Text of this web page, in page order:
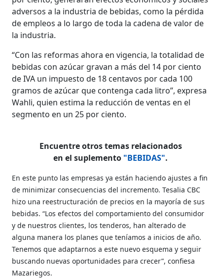
adversos a la industria de bebidas, como la pérdida
de empleos a lo largo de toda la cadena de valor de
la industria.
“Con las reformas ahora en vigencia, la totalidad de
bebidas con azúcar gravan a más del 14 por ciento
de IVA un impuesto de 18 centavos por cada 100
gramos de azúcar que contenga cada litro”, expresa
Wahli, quien estima la reducción de ventas en el
segmento en un 25 por ciento.
Encuentre otros temas relacionados
en el suplemento "BEBIDAS".
En este punto las empresas ya están haciendo ajustes a fin
de minimizar consecuencias del incremento. Tesalia CBC
hizo una reestructuración de precios en la mayoría de sus
bebidas. “Los efectos del comportamiento del consumidor
y de nuestros clientes, los tenderos, han alterado de
alguna manera los planes que teníamos a inicios de año.
Tenemos que adaptarnos a este nuevo esquema y seguir
buscando nuevas oportunidades para crecer”, confiesa
Mazariegos.